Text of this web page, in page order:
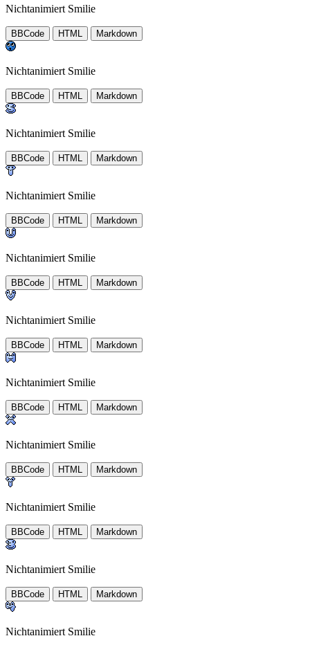
Nichtanimiert Smilie
BBCode HTML Markdown
Nichtanimiert Smilie
BBCode HTML Markdown
Nichtanimiert Smilie
BBCode HTML Markdown
Nichtanimiert Smilie
BBCode HTML Markdown
Nichtanimiert Smilie
BBCode HTML Markdown
Nichtanimiert Smilie
BBCode HTML Markdown
Nichtanimiert Smilie
BBCode HTML Markdown
Nichtanimiert Smilie
BBCode HTML Markdown
Nichtanimiert Smilie
BBCode HTML Markdown
Nichtanimiert Smilie
BBCode HTML Markdown
Nichtanimiert Smilie